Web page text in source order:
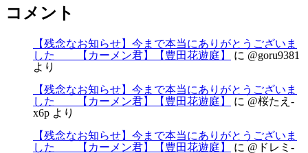
コメント
【残念なお知らせ】今まで本当にありがとうございま
した 【カーメン君】【豊田花遊庭】
に @goru9381
より
【残念なお知らせ】今まで本当にありがとうございま
した 【カーメン君】【豊田花遊庭】
に @桜たえ-
x6p より
【残念なお知らせ】今まで本当にありがとうございま
した 【カーメン君】【豊田花遊庭】
に @ドレミ-